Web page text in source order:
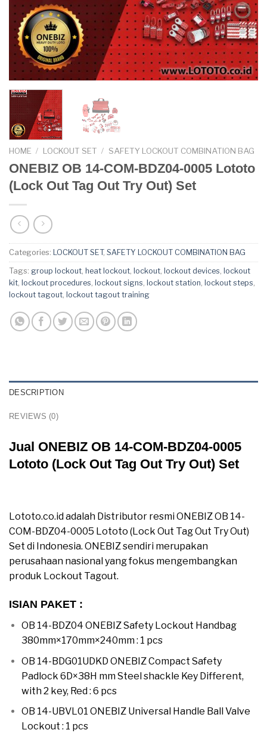
HOME / LOCKOUT SET / SAFETY LOCKOUT COMBINATION BAG
ONEBIZ OB 14-COM-BDZ04-0005 Lototo
(Lock Out Tag Out Try Out) Set
Categories: LOCKOUT SET, SAFETY LOCKOUT COMBINATION BAG
Tags: group lockout, heat lockout, lockout, lockout devices, lockout
kit, lockout procedures, lockout signs, lockout station, lockout steps,
lockout tagout, lockout tagout training
DESCRIPTION
REVIEWS (0)
Jual ONEBIZ OB 14-COM-BDZ04-0005
Lototo (Lock Out Tag Out Try Out) Set
Lototo.co.id adalah Distributor resmi ONEBIZ OB 14-
COM-BDZ04-0005 Lototo (Lock Out Tag Out Try Out)
Set di Indonesia. ONEBIZ sendiri merupakan
perusahaan nasional yang fokus mengembangkan
produk Lockout Tagout.
ISIAN PAKET :
OB 14-BDZ04 ONEBIZ Safety Lockout Handbag
380mm×170mm×240mm : 1 pcs
OB 14-BDG01UDKD ONEBIZ Compact Safety
Padlock 6D×38H mm Steel shackle Key Different,
with 2 key, Red : 6 pcs
OB 14-UBVL01 ONEBIZ Universal Handle Ball Valve
Lockout : 1 pcs